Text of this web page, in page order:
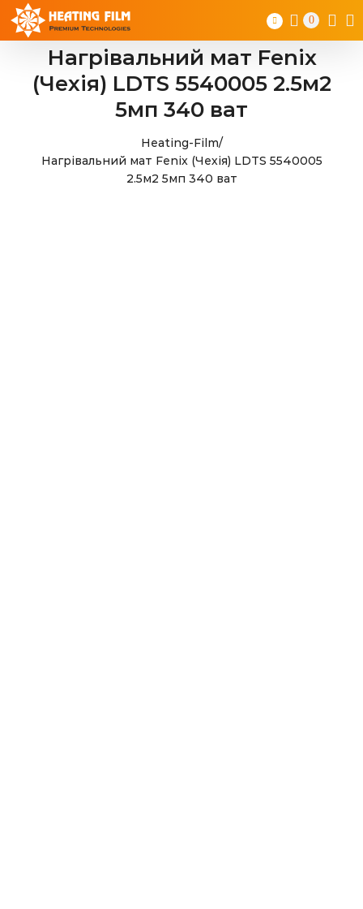
Skip
content
0
Нагрівальний мат Fenix
(Чехія) LDTS 5540005 2.5м2
5мп 340 ват
Heating-Film/
Нагрівальний мат Fenix (Чехія) LDTS 5540005
2.5м2 5мп 340 ват